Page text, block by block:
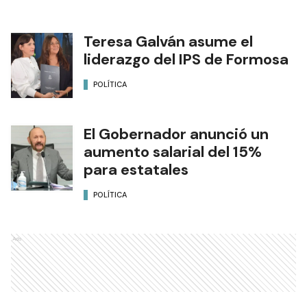
Teresa Galván asume el
liderazgo del IPS de Formosa
POLÍTICA
El Gobernador anunció un
aumento salarial del 15%
para estatales
POLÍTICA
Ads